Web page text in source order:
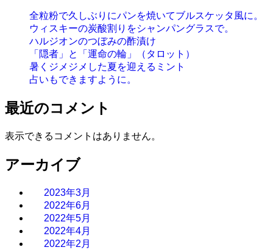
全粒粉で久しぶりにパンを焼いてブルスケッタ風に。
ウィスキーの炭酸割りをシャンパングラスで。
ハルジオンのつぼみの酢漬け
「隠者」と「運命の輪」（タロット）
暑くジメジメした夏を迎えるミント
占いもできますように。
最近のコメント
表示できるコメントはありません。
アーカイブ
2023年3月
2022年6月
2022年5月
2022年4月
2022年2月